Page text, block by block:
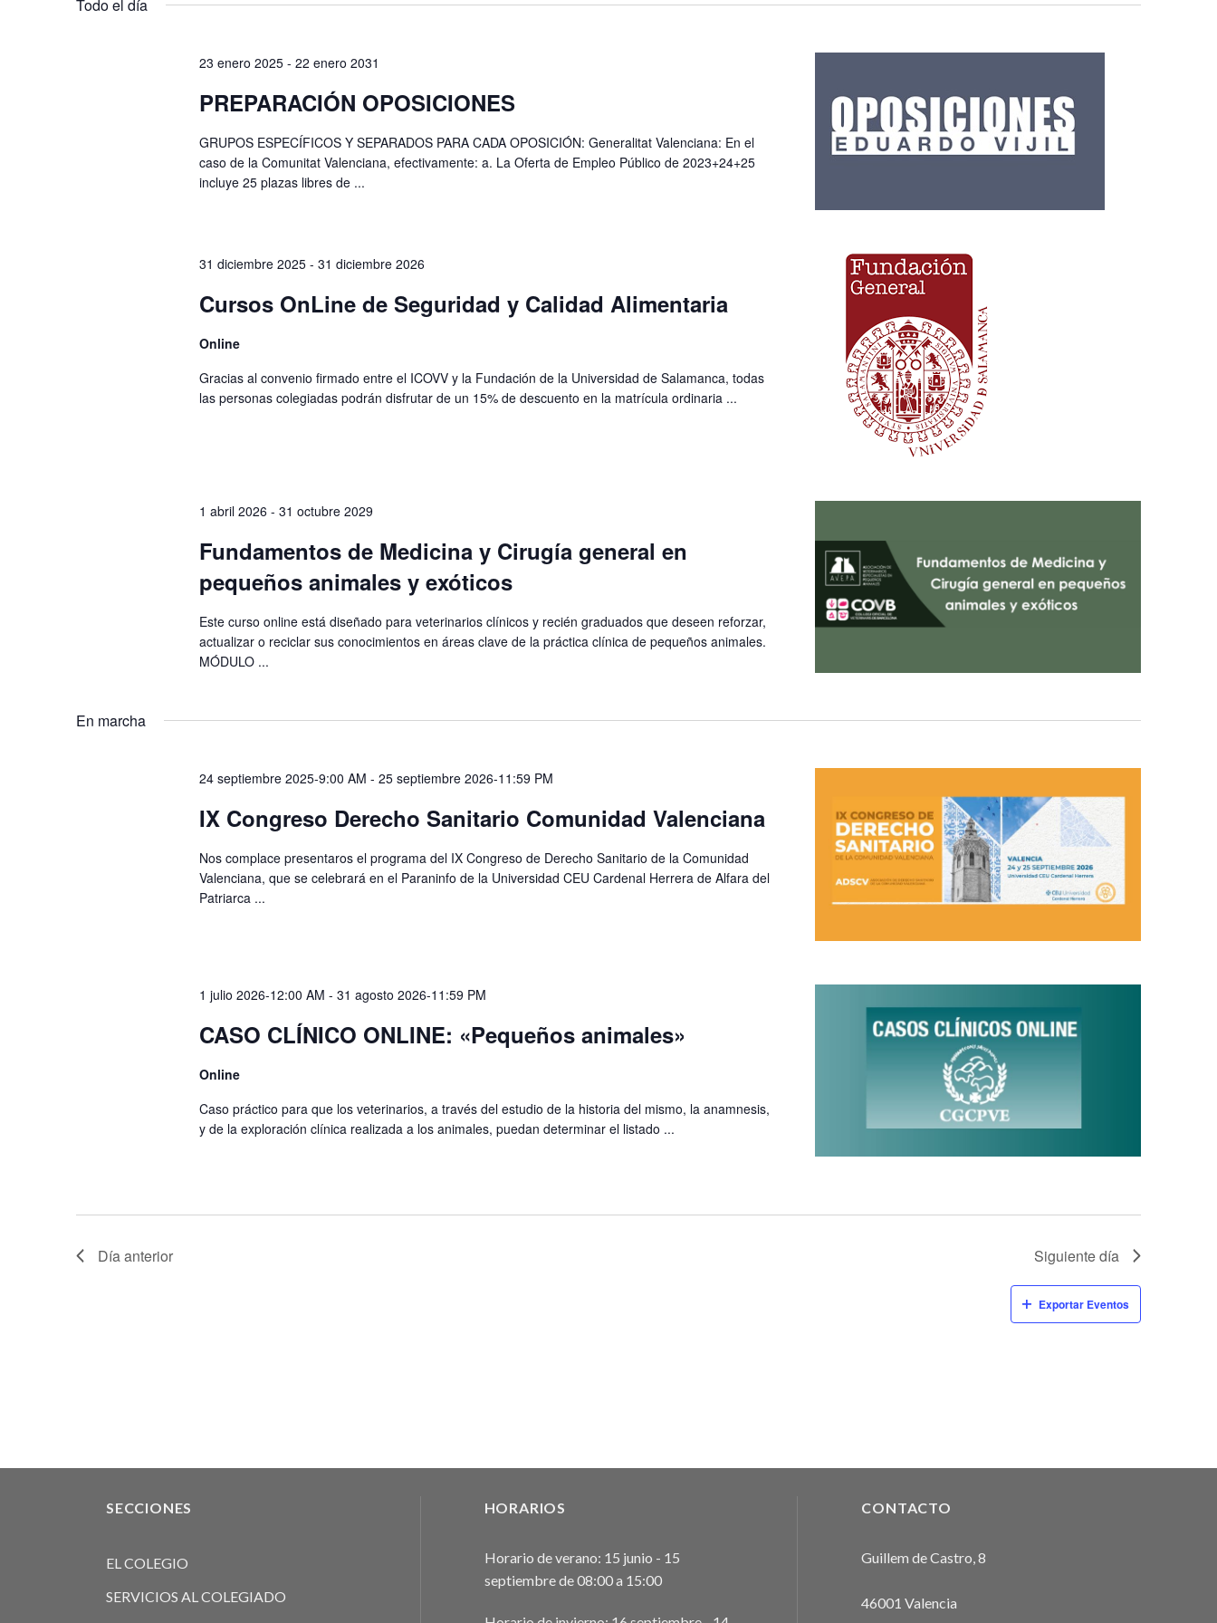
Todo el día
23 enero 2025- 22 enero 2031
PREPARACIÓN OPOSICIONES
GRUPOS ESPECÍFICOS Y SEPARADOS PARA CADA OPOSICIÓN: Generalitat Valenciana: En el
caso de la Comunitat Valenciana, efectivamente: a. La Oferta de Empleo Público de 2023+24+25
incluye 25 plazas libres de ...
31 diciembre 2025- 31 diciembre 2026
Cursos OnLine de Seguridad y Calidad Alimentaria
Online
Gracias al convenio firmado entre el ICOVV y la Fundación de la Universidad de Salamanca, todas
las personas colegiadas podrán disfrutar de un 15% de descuento en la matrícula ordinaria ...
1 abril 2026 - 31 octubre 2029
Fundamentos de Medicina y Cirugía general en
pequeños animales y exóticos
Este curso online está diseñado para veterinarios clínicos y recién graduados que deseen reforzar,
actualizar o reciclar sus conocimientos en áreas clave de la práctica clínica de pequeños animales.
MÓDULO ...
En marcha
24 septiembre 2025-9:00 AM - 25 septiembre 2026-11:59 PM
IX Congreso Derecho Sanitario Comunidad Valenciana
Nos complace presentaros el programa del IX Congreso de Derecho Sanitario de la Comunidad
Valenciana, que se celebrará en el Paraninfo de la Universidad CEU Cardenal Herrera de Alfara del
Patriarca ...
1 julio 2026-12:00 AM - 31 agosto 2026-11:59 PM
CASO CLÍNICO ONLINE: «Pequeños animales»
Online
Caso práctico para que los veterinarios, a través del estudio de la historia del mismo, la anamnesis,
y de la exploración clínica realizada a los animales, puedan determinar el listado ...
Día anterior Siguiente día
Exportar Eventos
SECCIONES
EL COLEGIO
SERVICIOS AL COLEGIADO
HORARIOS
Horario de verano: 15 junio - 15
septiembre de 08:00 a 15:00
CONTACTO
Guillem de Castro, 8
46001 Valencia